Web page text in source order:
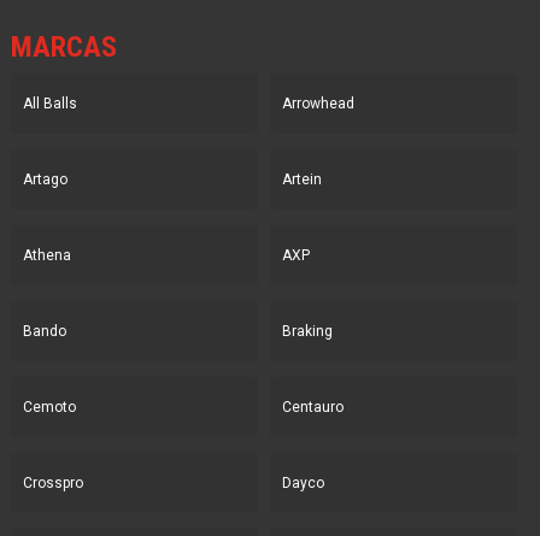
MARCAS
All Balls Arrowhead
Artago Artein
Athena AXP
Bando Braking
Cemoto Centauro
Crosspro Dayco